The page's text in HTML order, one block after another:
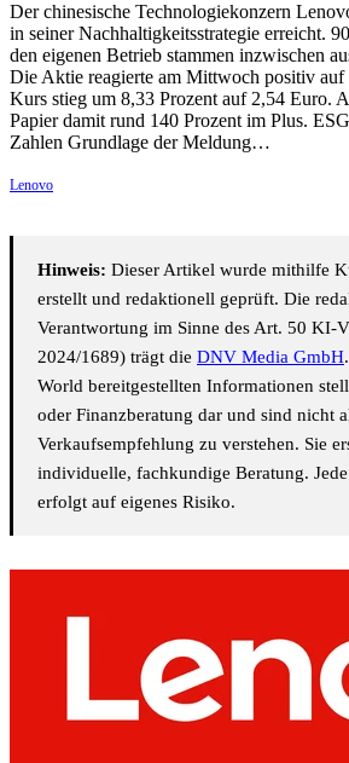
Der chinesische Technologiekonzern
in seiner Nachhaltigkeitsstrategie erreicht.
den eigenen Betrieb stammen inzwischen
Die Aktie reagierte am Mittwoch positiv
Kurs stieg um 8,33 Prozent auf 2,54 Euro.
Papier damit rund 140 Prozent im Plus.
Zahlen Grundlage der Meldung…
Lenovo
Hinweis: Dieser Artikel wurde mithilfe
erstellt und redaktionell geprüft. Die
Verantwortung im Sinne des Art. 50 KI-
2024/1689) trägt die DNV Media GmbH
World bereitgestellten Informationen
oder Finanzberatung dar und sind nicht
Verkaufsempfehlung zu verstehen. Sie
individuelle, fachkundige Beratung.
erfolgt auf eigenes Risiko.